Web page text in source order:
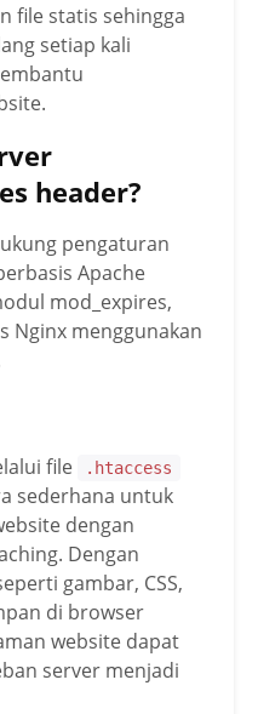
file statis sehingga
setiap kali
header?
pengaturan
Apache
mod_expires,
Nginx menggunakan
file .htaccess
sederhana untuk
dengan
Dengan
gambar, CSS,
di browser
website dapat
server menjadi